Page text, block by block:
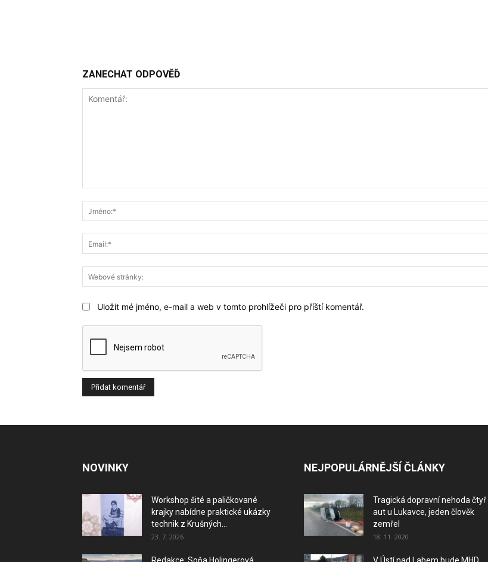
ZANECHAT ODPOVĚĎ
Uložit mé jméno, e-mail a web v tomto prohlížeči pro příští komentář.
NOVINKY
Workshop šité a paličkované
krajky nabídne praktické ukázky
technik z Krušných...
23. 7. 2026
NEJPOPULÁRNĚJŠÍ ČLÁNKY
Tragická dopravní nehoda čtyř
aut u Lukavce, jeden člověk
zemřel
18. 11. 2020